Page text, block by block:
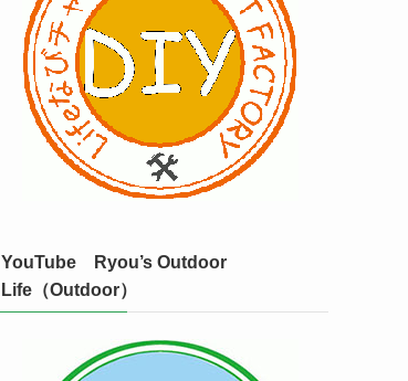
YouTube Ryou’s Outdoor
Life（Outdoor）